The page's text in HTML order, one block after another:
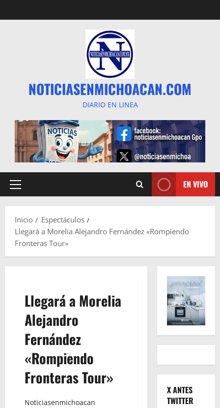
al
NOTICIASENMICHOACAN.COM
DIARIO EN LINEA
Menú
EN VIVO
Inicio
Espectáculos
Llegará a Morelia Alejandro Fernández «Rompiendo
Fronteras Tour»
Llegará a Morelia
Alejandro
Fernández
«Rompiendo
Fronteras Tour»
Noticiasenmichoacan
X ANTES
TWITTER